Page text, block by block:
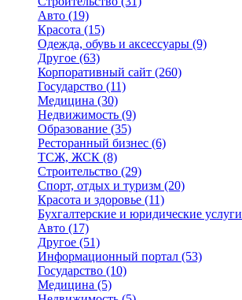
Авто (19)
Красота (15)
Одежда, обувь и аксессуары (9)
Другое (63)
Корпоративный сайт (260)
Государство (11)
Медицина (30)
Недвижимость (9)
Образование (35)
Ресторанный бизнес (6)
ТСЖ, ЖСК (8)
Строительство (29)
Спорт, отдых и туризм (20)
Красота и здоровье (11)
Бухгалтерские и юридические услуги
Авто (17)
Другое (51)
Информационный портал (53)
Государство (10)
Медицина (5)